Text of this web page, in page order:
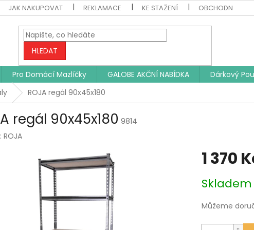
JAK NAKUPOVAT REKLAMACE KE STAŽENÍ OBCHODNÍ
HLEDAT
Pro Domácí Mazlíčky GALOBE AKČNÍ NABÍDKA Dárkový
ROJA regál 90x45x180
regál 90x45x180 9814
ROJA
1 370
cena:
Skladem
Můžeme